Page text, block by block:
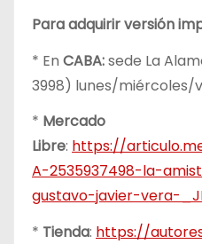
Para adquirir versión
* En CABA:sede La
3998) lunes/miércoles/
* Mercado
Libre: https://
A-2535937498-la-
gustavo-javier-vera-
* Tienda: https://